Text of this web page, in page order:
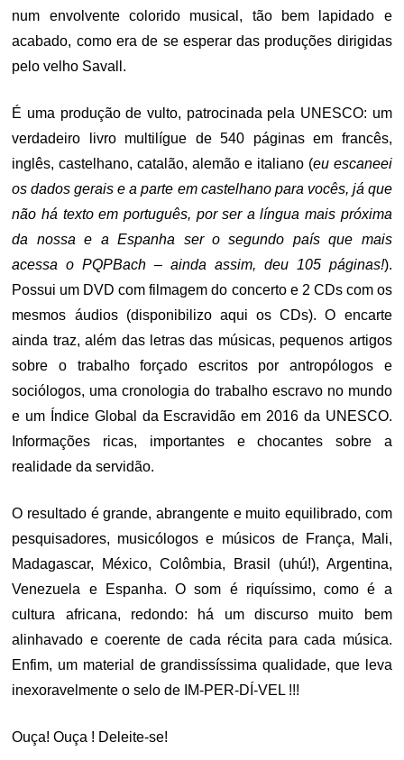
num envolvente colorido musical, tão bem lapidado e
acabado, como era de se esperar das produções dirigidas
pelo velho Savall.
É uma produção de vulto, patrocinada pela UNESCO: um
verdadeiro livro multilígue de 540 páginas em francês,
inglês, castelhano, catalão, alemão e italiano (eu escaneei
os dados gerais e a parte em castelhano para vocês, já que
não há texto em português, por ser a língua mais próxima
da nossa e a Espanha ser o segundo país que mais
acessa o PQPBach – ainda assim, deu 105 páginas!).
Possui um DVD com filmagem do concerto e 2 CDs com os
mesmos áudios (disponibilizo aqui os CDs). O encarte
ainda traz, além das letras das músicas, pequenos artigos
sobre o trabalho forçado escritos por antropólogos e
sociólogos, uma cronologia do trabalho escravo no mundo
e um Índice Global da Escravidão em 2016 da UNESCO.
Informações ricas, importantes e chocantes sobre a
realidade da servidão.
O resultado é grande, abrangente e muito equilibrado, com
pesquisadores, musicólogos e músicos de França, Mali,
Madagascar, México, Colômbia, Brasil (uhú!), Argentina,
Venezuela e Espanha. O som é riquíssimo, como é a
cultura africana, redondo: há um discurso muito bem
alinhavado e coerente de cada récita para cada música.
Enfim, um material de grandissíssima qualidade, que leva
inexoravelmente o selo de IM-PER-DÍ-VEL !!!
Ouça! Ouça ! Deleite-se!